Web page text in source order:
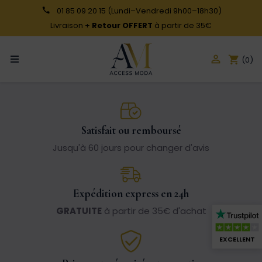
EXCELLENT
01 85 09 20 15 (Lundi–Vendredi 9h00–18h30)
Livraison + Retour OFFERT à partir de 35€
 shopping_cart (0)
Satisfait ou remboursé
Jusqu'à 60 jours pour changer d'avis
Expédition express en 24h
GRATUITE à partir de 35€ d'achat